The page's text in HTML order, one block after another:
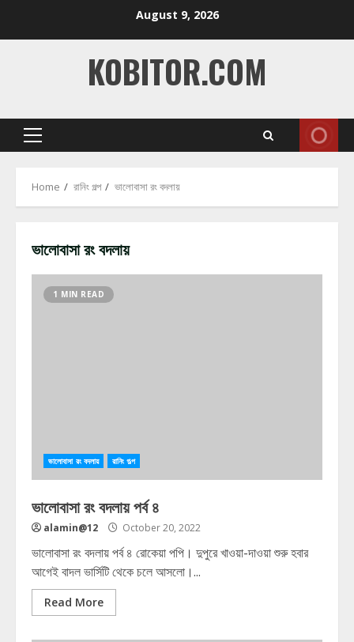
August 9, 2026
KOBITOR.COM
Primary
Home রানিং গল্প ভালোবাসা রং বদলায়
ভালোবাসা রং বদলায়
1 MIN READ
ভালোবাসা রং বদলায় রানিং গল্প
ভালোবাসা রং বদলায় পর্ব ৪
alamin@12 October 20, 2022
ভালোবাসা রং বদলায় পর্ব ৪ রোকেয়া পপি। দুপুরে খাওয়া-দাওয়া শুরু হবার
আগেই বাদল ভার্সিটি থেকে চলে আসলো।...
Read More